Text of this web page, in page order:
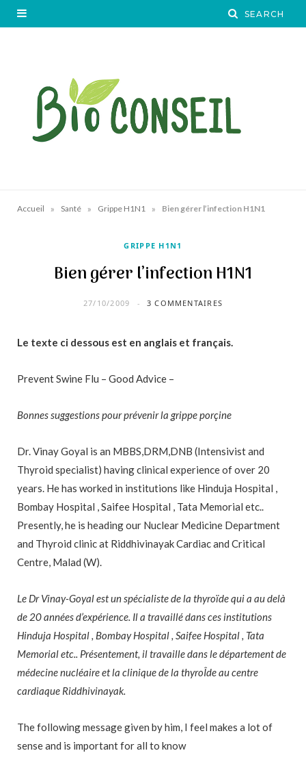
Accueil » Santé » Grippe H1N1 » Bien gérer l’infection H1N1
GRIPPE H1N1
Bien gérer l’infection H1N1
27/10/2009 3 COMMENTAIRES
Le texte ci dessous est en anglais et français.
Prevent Swine Flu – Good Advice –
Bonnes suggestions pour prévenir la grippe porçine
Dr. Vinay Goyal is an MBBS,DRM,DNB (Intensivist and
Thyroid specialist) having clinical experience of over 20
years. He has worked in institutions like Hinduja Hospital ,
Bombay Hospital , Saifee Hospital , Tata Memorial etc..
Presently, he is heading our Nuclear Medicine Department
and Thyroid clinic at Riddhivinayak Cardiac and Critical
Centre, Malad (W).
Le Dr Vinay-Goyal est un spécialiste de la thyroïde qui a au delà
de 20 années d’expérience. Il a travaillé dans ces institutions
Hinduja Hospital , Bombay Hospital , Saifee Hospital , Tata
Memorial etc.. Présentement, il travaille dans le département de
médecine nucléaire et la clinique de la thyroÎde au centre
cardiaque Riddhivinayak.
The following message given by him, I feel makes a lot of
sense and is important for all to know